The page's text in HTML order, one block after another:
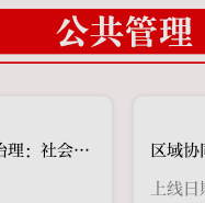
城乡社会风险监测、预警与治理：社会风险的概念和类型（1）
上线